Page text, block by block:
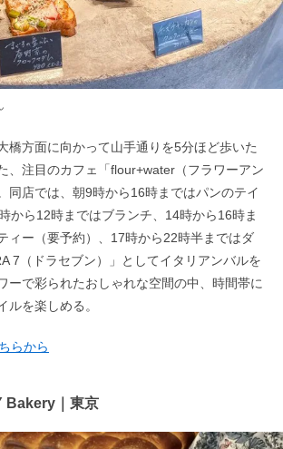
橋方面に向かって山手通りを5分ほど歩いた
、注目のカフェ「flour+water（フラワーアン
同店では、朝9時から16時まではパンのテイ
から12時まではブランチ、14時から16時ま
ィー（要予約）、17時から22時半まではダ
7（ドラセブン）」としてイタリアンバルを
ーで彩られたおしゃれな空間の中、時間帯に
ルを楽しめる。
らから
Bakery｜東京